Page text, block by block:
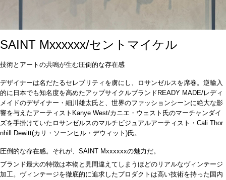
SAINT Mxxxxxx/セントマイケル
技術とアートの共鳴が生む圧倒的な存在感
デザイナーは名だたるセレブリティを虜にし、ロサンゼルスを席巻。逆輸入
的に日本でも知名度を高めたアップサイクルブランド READY MADE/レディ
メイドのデザイナー・細川雄太氏と、世界のファッションシーンに絶大な影
響を与えたアーティスト Kanye West/カニエ・ウェスト氏のマーチャンダイ
ズを手掛けていたロサンゼルスのマルチビジュアルアーティスト・ Cali Thor
nhill Dewitt(カリ・ソーンヒル・デウィット )氏。
圧倒的な存在感。それが、 SAINT Mxxxxxxの魅力だ。
ブランド最大の特徴は本物と見間違えてしまうほどのリアルなヴィンテージ
加工。ヴィンテージを徹底的に追求したプロダクトは高い技術を持った国内